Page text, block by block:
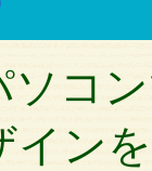
ソコ
イン